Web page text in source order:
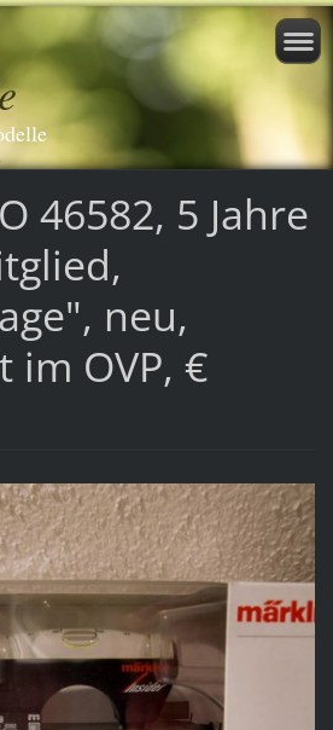
46582, 5 Jahre
neu,
im OVP, €